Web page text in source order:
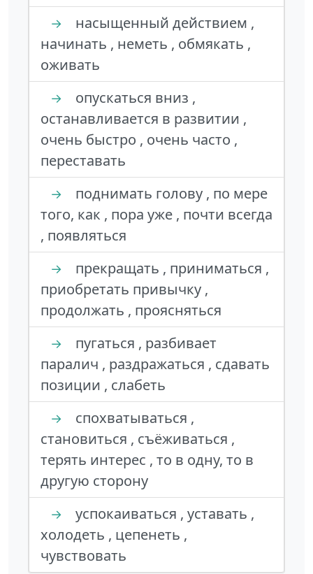
→
насыщенный действием ,
начинать , неметь , обмякать ,
оживать
→
опускаться вниз ,
останавливается в развитии ,
очень быстро , очень часто ,
переставать
→
поднимать голову , по мере
того, как , пора уже , почти всегда
, появляться
→
прекращать , приниматься ,
приобретать привычку ,
продолжать , проясняться
→
пугаться , разбивает
паралич , раздражаться , сдавать
позиции , слабеть
→
спохватываться ,
становиться , съёживаться ,
терять интерес , то в одну, то в
другую сторону
→
успокаиваться , уставать ,
холодеть , цепенеть ,
чувствовать